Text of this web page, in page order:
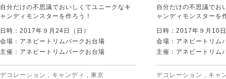
自分だけの不思議でおいしくてユニークなキ
ャンディモンスターを作ろう！
日時：2017年９月24日（日）
会場：アネビートリムパークお台場
主催：アネビートリムパークお台場
デコレーション , キャンディ , 東京
自分だけの不思議でお
ャンディモンスターを
日時：2017年９月10
会場：アネビートリム
主催：アネビートリ
デコレーション , キャ